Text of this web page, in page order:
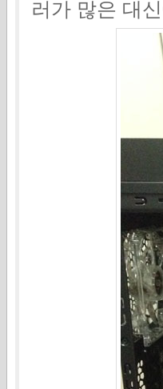
러가 많은 대